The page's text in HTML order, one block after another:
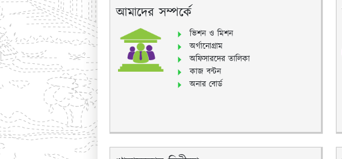
আমাদের সম্পর্কে
ভিশন ও মিশন
অর্গানোগ্রাম
অফিসারদের তালিকা
কাজ বন্টন
অনার বোর্ড